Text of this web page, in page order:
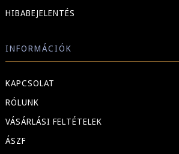
HIBABEJELENTÉS
INFORMÁCIÓK
KAPCSOLAT
RÓLUNK
VÁSÁRLÁSI FELTÉTELEK
ÁSZF